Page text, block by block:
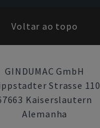
Voltar ao topo
GINDUMAC GmbH
Strasse 110
Kaiserslautern
Alemanha